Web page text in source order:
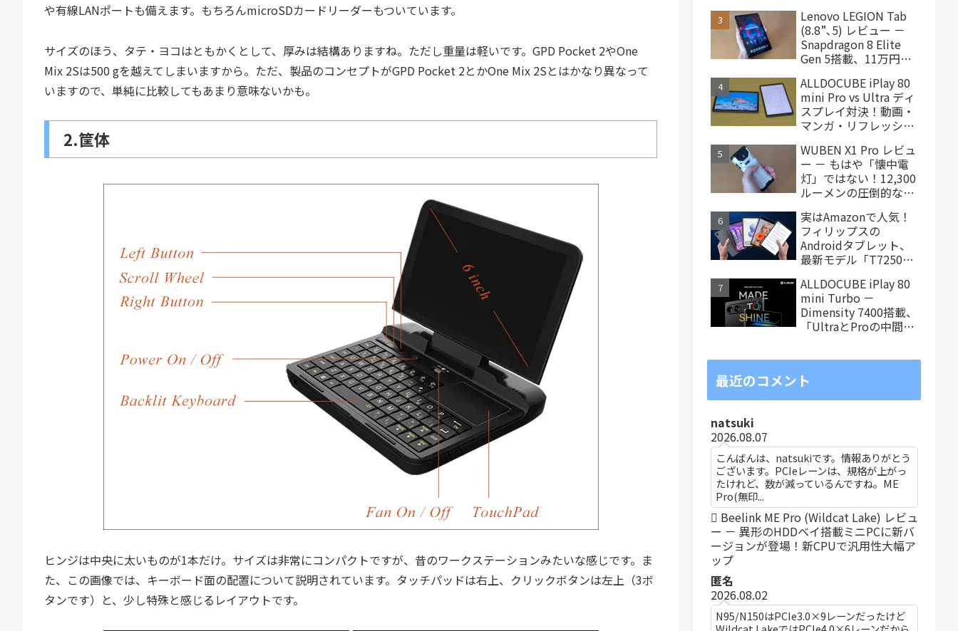
や有線LANポートも備えます。もちろんmicroSDカードリーダーもついています。
サイズのほう、タテ・ヨコはともかくとして、厚みは結構ありますね。ただし重量は軽いです。GPD Pocket 2やOne
Mix 2Sは500 gを越えてしまいますから。ただ、製品のコンセプトがGPD Pocket 2とかOne Mix 2Sとはかなり異なって
いますので、単純に比較してもあまり意味ないかも。
2.筐体
ヒンジは中央に太いものが1本だけ。サイズは非常にコンパクトですが、昔のワークステーションみたいな感じです。ま
た、この画像では、キーボード面の配置について説明されています。タッチパッドは右上、クリックボタンは左上（3ボ
タンです）と、少し特殊と感じるレイアウトです。
4,000円台で購入でき
ます
Lenovo LEGION Tab
(8.8”､5) レビュー －
Snapdragon 8 Elite
Gen 5搭載、11万円台
ゲーミングタブレット
ALLDOCUBE iPlay 80
mini Pro vs Ultra ディ
スプレイ対決！動画・
マンガ・リフレッシュ
WUBEN X1 Pro レビュ
ー － もはや「懐中電
灯」ではない！12,300
ルーメンの圧倒的な輝
LEDライト
実はAmazonで人気！
フィリップスの
Androidタブレット、
最新モデル「T7250」
ALLDOCUBE iPlay 80
mini Turbo －
Dimensity 7400搭載、
「UltraとProの中間ス
最近のコメント
natsuki
2026.08.07
こんばんは、natsukiです。情報ありがとう
ございます。PCIeレーンは、規格が上がっ
たけれど、数が減っているんですね。ME
Pro(無印...
Beelink ME Pro (Wildcat Lake) レビュ
ー － 異形のHDDベイ搭載ミニPCに新バ
ージョンが登場！新CPUで汎用性大幅ア
ップ
匿名
2026.08.02
N95/N150はPCIe3.0×9レーンだったけど